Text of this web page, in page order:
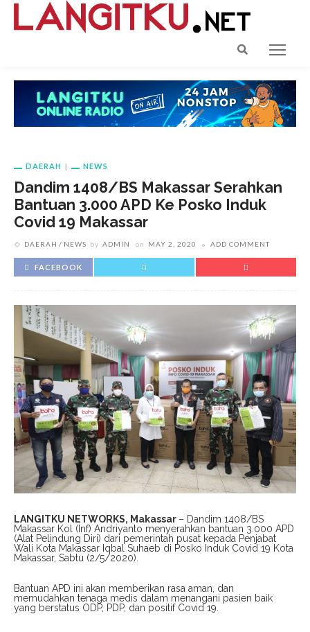
DAERAH NEWS
Dandim 1408/BS Makassar Serahkan
Bantuan 3.000 APD Ke Posko Induk
Covid 19 Makassar
DAERAH NEWS by ADMIN on MAY 2, 2020 ADD COMMENT
FACEBOOK
LANGITKU NETWORKS, Makassar – Dandim 1408/BS
Makassar Kol (Inf) Andriyanto menyerahkan bantuan 3.000 APD
(Alat Pelindung Diri) dari pemerintah pusat kepada Penjabat
Wali Kota Makassar Iqbal Suhaeb di Posko Induk Covid 19 Kota
Makassar, Sabtu (2/5/2020).
Bantuan APD ini akan memberikan rasa aman, dan
memudahkan tenaga medis dalam menangani pasien baik
yang berstatus ODP, PDP, dan positif Covid 19.